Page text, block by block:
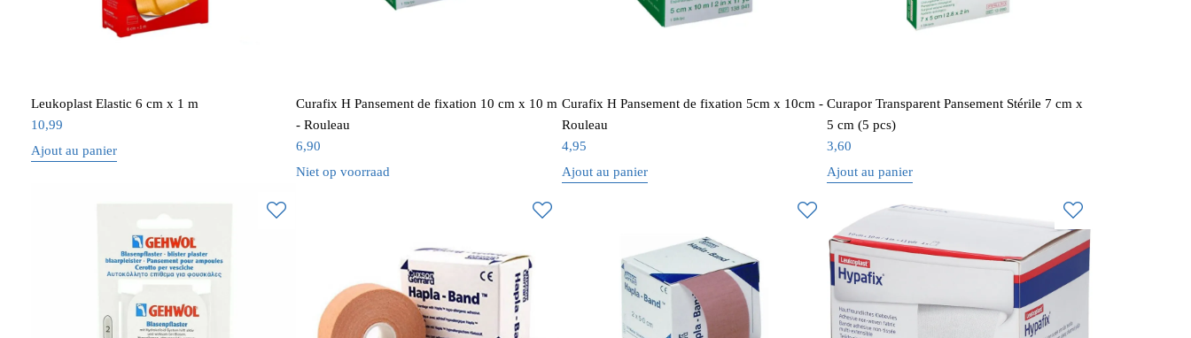
Leukoplast Elastic 6 cm x 1 m
10,99
Ajout au panier
Curafix H Pansement de fixation 10 cm x 10 m
- Rouleau
6,90
Niet op voorraad
Curafix H Pansement de fixation 5cm x 10cm -
Rouleau
4,95
Ajout au panier
Curapor Transparent Pansement Stérile 7 cm x
5 cm (5 pcs)
3,60
Ajout au panier